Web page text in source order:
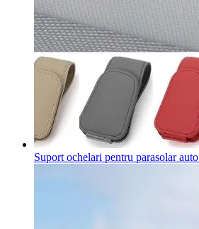
Suport ochelari pentru parasolar auto